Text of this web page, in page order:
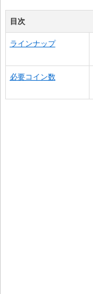
目次
ラインナップ
必要コイン数